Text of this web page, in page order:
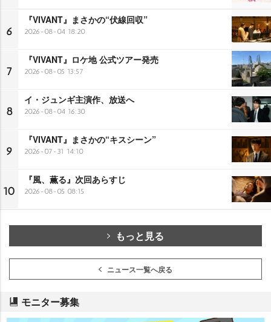
6
『VIVANT』まさかの“伏線回収”
2026-08-04 18:20
7
『VIVANT』ロケ地 公式ツアー発売
2026-08-05 13:57
8
イ・ジュンギ主演作、放送へ
2026-08-04 16:30
9
『VIVANT』まさかの“キスシーン”
2026-07-31 14:10
10
『風、薫る』次回あらすじ
2026-08-05 08:15
もっと見る
ニュース一覧へ戻る
モニター募集